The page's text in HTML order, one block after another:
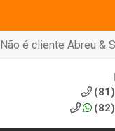
Não é cliente Abreu &